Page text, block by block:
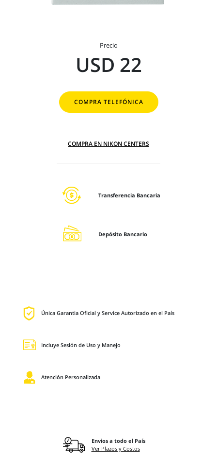
Precio
USD 22
COMPRA TELEFÓNICA
COMPRA EN NIKON CENTERS
Transferencia Bancaria
Depósito Bancario
Única Garantia Oficial y Service Autorizado en el País
Incluye Sesión de Uso y Manejo
Atención Personalizada
Envios a todo el País
Ver Plazos y Costos